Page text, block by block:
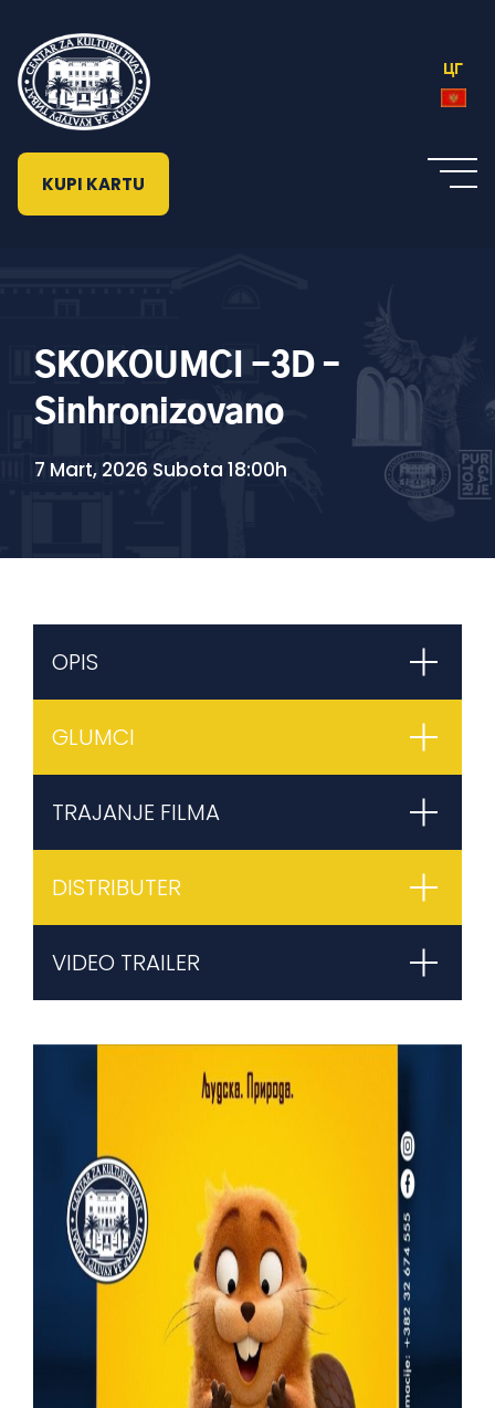
ЦГ
KUPI KARTU
SKOKOUMCI -3D –
Sinhronizovano
7 Mart, 2026 Subota 18:00h
OPIS
GLUMCI
TRAJANJE FILMA
DISTRIBUTER
VIDEO TRAILER